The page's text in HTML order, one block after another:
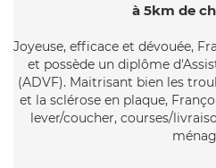
à 5km de
Joyeuse, efficace et dévouée,
et possède un diplôme
(ADVF). Maitrisant bien les
et la sclérose en plaque,
lever/coucher, courses/